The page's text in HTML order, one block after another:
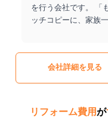
を行う会社です。 「
ッチコピーに、家族
会社詳細を見る
リフォーム費用が